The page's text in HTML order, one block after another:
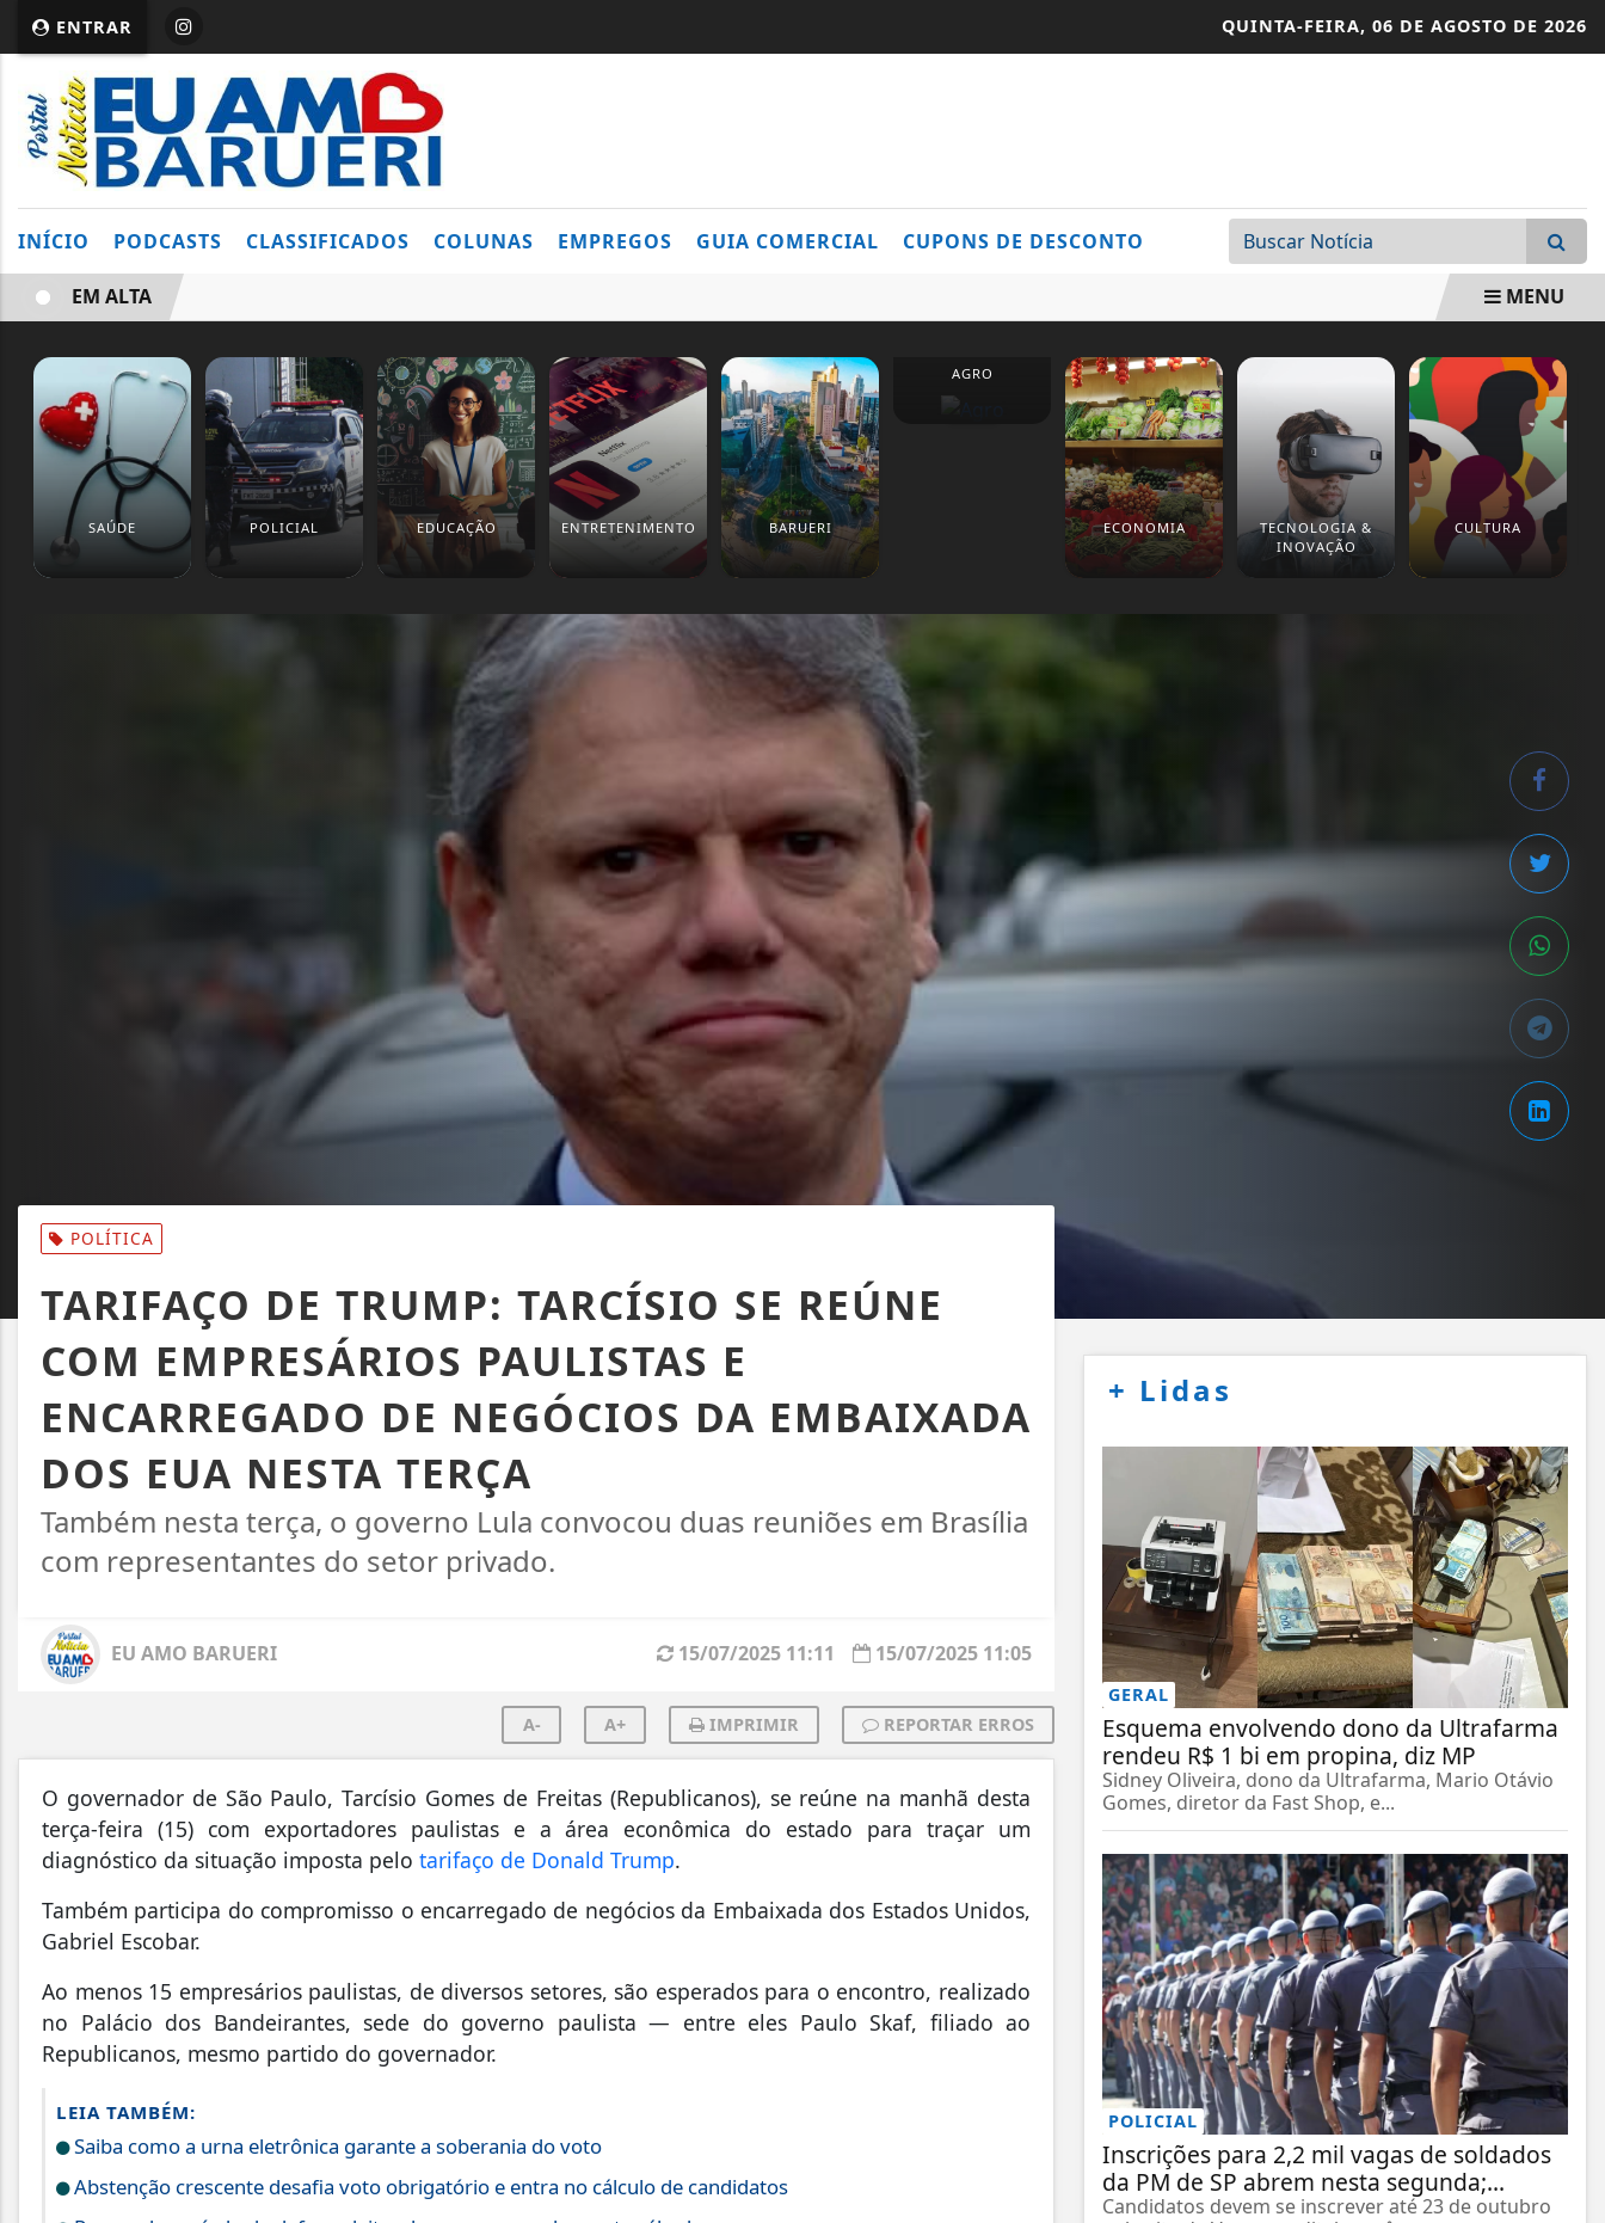
ENTRAR QUINTA-FEIRA, 06 DE AGOSTO DE 2026
INÍCIO PODCASTS CLASSIFICADOS COLUNAS EMPREGOS GUIA COMERCIAL CUPONS DE DESCONTO
EM ALTA MENU
SAÚDE POLICIAL EDUCAÇÃO ENTRETENIMENTO BARUERI
AGRO
ECONOMIA
TECNOLOGIA &
INOVAÇÃO
CULTURA
POLÍTICA
TARIFAÇO DE TRUMP: TARCÍSIO SE REÚNE
COM EMPRESÁRIOS PAULISTAS E
ENCARREGADO DE NEGÓCIOS DA EMBAIXADA
DOS EUA NESTA TERÇA
Também nesta terça, o governo Lula convocou duas reuniões em Brasília
com representantes do setor privado.
EU AMO BARUERI 15/07/2025 11:05
15/07/2025 11:11
A- A+ IMPRIMIR REPORTAR ERROS
O governador de São Paulo, Tarcísio Gomes de Freitas (Republicanos), se reúne na manhã desta
terça-feira (15) com exportadores paulistas e a área econômica do estado para traçar um
diagnóstico da situação imposta pelo tarifaço de Donald Trump.
Também participa do compromisso o encarregado de negócios da Embaixada dos Estados Unidos,
Gabriel Escobar.
Ao menos 15 empresários paulistas, de diversos setores, são esperados para o encontro, realizado
no Palácio dos Bandeirantes, sede do governo paulista — entre eles Paulo Skaf, filiado ao
Republicanos, mesmo partido do governador.
LEIA TAMBÉM:
Saiba como a urna eletrônica garante a soberania do voto
Abstenção crescente desafia voto obrigatório e entra no cálculo de candidatos
+ Lidas
GERAL
Esquema envolvendo dono da Ultrafarma
rendeu R$ 1 bi em propina, diz MP
Sidney Oliveira, dono da Ultrafarma, Mario Otávio
Gomes, diretor da Fast Shop, e...
POLICIAL
Inscrições para 2,2 mil vagas de soldados
da PM de SP abrem nesta segunda;...
Candidatos devem se inscrever até 23 de outubro